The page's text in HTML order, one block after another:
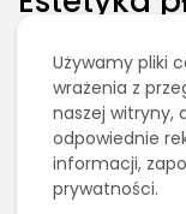
estetyka ma
nowoczesnych
blisko wejścia,
pomieszczenia
wpływa na
sprawiają, że
profesjonalnie.
Używamy pliki
wrażenia z
naszej witryny,
odpowiednie
informacji,
prywatności.